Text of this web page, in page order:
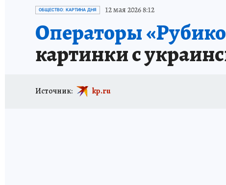
ИСПЫТАНО НА СЕБЕ
ОБЩЕСТВО: КАРТИНА ДНЯ 12 мая 2026 8:12
Операторы
картинки с
Источник: kp.ru